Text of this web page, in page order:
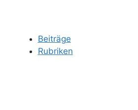
Beiträge
Rubriken